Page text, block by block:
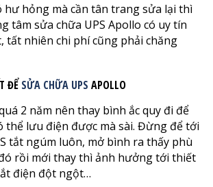
hư hỏng mà cần tân trang sửa lại thì
tâm sửa chữa UPS Apollo có uy tín
tất nhiên chi phí cũng phải chăng
ĐỂSỬA CHỮA UPS APOLLO
2 năm nên thay bình ắc quy đi để
thể lưu điện được mà sài. Đừng để tới
tắt ngúm luôn, mở bình ra thấy phù
rồi mới thay thì ảnh hưởng tới thiết
điện đột ngột…